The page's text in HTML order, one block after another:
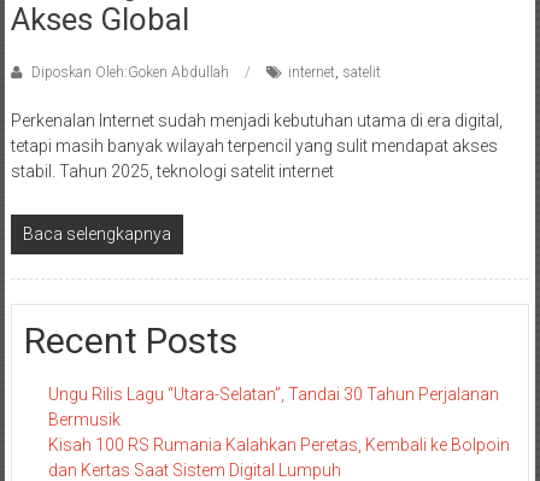
Akses Global
Diposkan Oleh:Goken Abdullah internet, satelit
Perkenalan Internet sudah menjadi kebutuhan utama di era digital,
tetapi masih banyak wilayah terpencil yang sulit mendapat akses
stabil. Tahun 2025, teknologi satelit internet
Baca selengkapnya
Recent Posts
Ungu Rilis Lagu “Utara-Selatan”, Tandai 30 Tahun Perjalanan
Bermusik
Kisah 100 RS Rumania Kalahkan Peretas, Kembali ke Bolpoin
dan Kertas Saat Sistem Digital Lumpuh